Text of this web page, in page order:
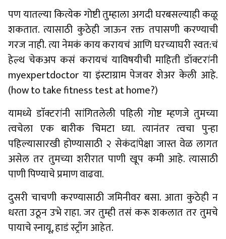
पण यातल्या कित्येक गोष्टी तुम्हाला अगदी घरबसल्याही कळू
शकतात. त्यासाठी कुठेही जाऊन रक्त तपासणी करण्याची
गरज नाही. त्या नेमकं काय करायचं आणि घरच्याघरी स्वत:चं
हेल्थ चेकअप कसं करायचं याविषयीची माहिती डॉक्टरांनी
myexpertdoctor या इंस्टाग्राम पेजवर शेअर केली आहे.
(how to take fitness test at home?)
यामध्ये डाॅक्टरांनी सांगितलेली पहिली गोष्ट म्हणजे तुमच्या
त्वचेला एक बारीक चिमटा घ्या. त्यानंतर त्वचा पुन्हा
पहिल्यासारखी होण्यासाठी २ सेकंदांपेक्षा जास्त वेळ लागत
असेल तर तुमच्या शरीरात पाणी खूप कमी आहे. त्यासाठी
पाणी पिण्याचे प्रमाण वाढवा.
दुसरी चाचणी करण्यासाठी जमिनीवर बसा. आता कुठेही न
धरता उठून उभे राहा. जर तुम्ही तसं करू शकलात तर तुमचे
पायाचे स्नायू, हाडं स्ट्राँग आहेत.